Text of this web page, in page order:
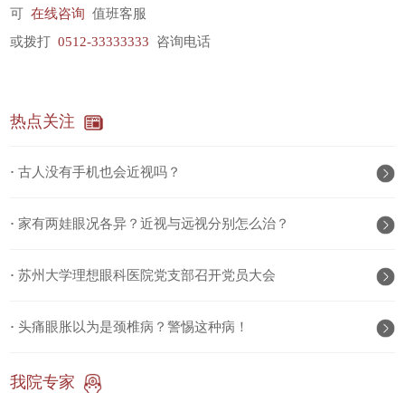
可在线咨询 值班客服
或拨打0512-33333333 咨询电话
热点关注
·古人没有手机也会近视吗？
·家有两娃眼况各异？近视与远视分别怎么治？
·苏州大学理想眼科医院党支部召开党员大会
·头痛眼胀以为是颈椎病？警惕这种病！
我院专家